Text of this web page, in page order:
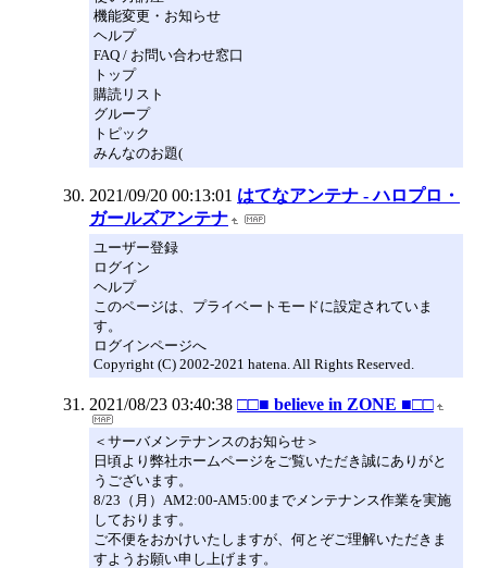
機能変更・お知らせ
ヘルプ
FAQ / お問い合わせ窓口
トップ
購読リスト
グループ
トピック
みんなのお題(
2021/09/20 00:13:01 はてなアンテナ - ハロプロ・
ガールズアンテナ
ユーザー登録
ログイン
ヘルプ
このページは、プライベートモードに設定されていま
す。
ログインページへ
Copyright (C) 2002-2021 hatena. All Rights Reserved.
2021/08/23 03:40:38 □□■ believe in ZONE ■□□
＜サーバメンテナンスのお知らせ＞
日頃より弊社ホームページをご覧いただき誠にありがと
うございます。
8/23（月）AM2:00-AM5:00までメンテナンス作業を実施
しております。
ご不便をおかけいたしますが、何とぞご理解いただきま
すようお願い申し上げます。